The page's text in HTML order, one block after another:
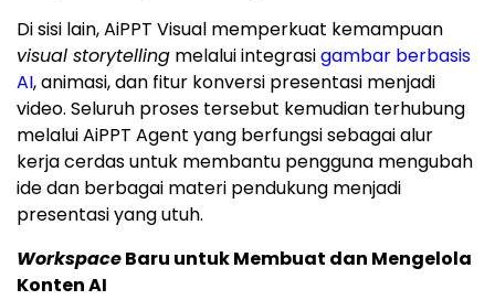
Di sisi lain, AiPPT Visual memperkuat kemampuan
visual storytelling melalui integrasigambar berbasis
AI, animasi, dan fitur konversi presentasi menjadi
video. Seluruh proses tersebut kemudian terhubung
melalui AiPPT Agent yang berfungsi sebagai alur
kerja cerdas untuk membantu pengguna mengubah
ide dan berbagai materi pendukung menjadi
presentasi yang utuh.
WorkspaceBaru untuk Membuat dan Mengelola
Konten AI